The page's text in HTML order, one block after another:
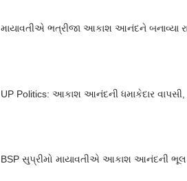
માયાવતીએ ભત્રીજા આકાશ આનંદને બનાવ્યા
UP Politics: આકાશ આનંદની ધમાકેદાર
BSP સુપ્રીમો માયાવતીએ આકાશ આનંદની ભૂલ